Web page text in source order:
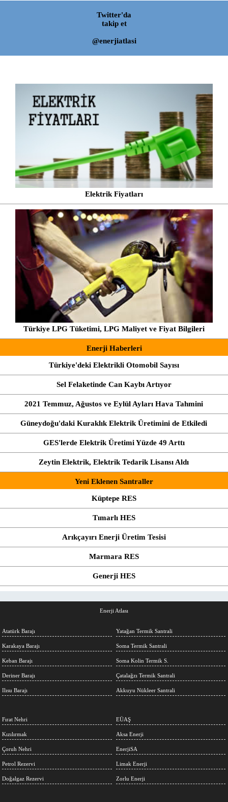
Twitter'da
takip et
@enerjiatlasi
Elektrik Fiyatları
Türkiye LPG Tüketimi, LPG Maliyet ve Fiyat Bilgileri
Enerji Haberleri
Türkiye'deki Elektrikli Otomobil Sayısı
Sel Felaketinde Can Kaybı Artıyor
2021 Temmuz, Ağustos ve Eylül Ayları Hava Tahmini
Güneydoğu'daki Kuraklık Elektrik Üretimini de Etkiledi
GES'lerde Elektrik Üretimi Yüzde 49 Arttı
Zeytin Elektrik, Elektrik Tedarik Lisansı Aldı
Yeni Eklenen Santraller
Küptepe RES
Tımarlı HES
Arıkçayırı Enerji Üretim Tesisi
Marmara RES
Generji HES
Enerji Atlası
Atatürk Barajı
Karakaya Barajı
Keban Barajı
Deriner Barajı
Ilısu Barajı
Yatağan Termik Santrali
Soma Termik Santrali
Soma Kolin Termik S.
Çatalağzı Termik Santrali
Akkuyu Nükleer Santrali
Fırat Nehri
Kızılırmak
Çoruh Nehri
Petrol Rezervi
Doğalgaz Rezervi
EÜAŞ
Aksa Enerji
EnerjiSA
Limak Enerji
Zorlu Enerji